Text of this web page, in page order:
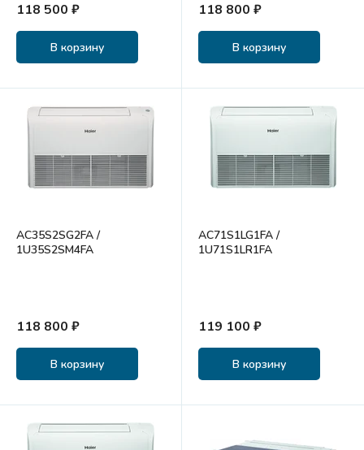
118 500 ₽
В корзину
118 800 ₽
В корзину
AC35S2SG2FA /
1U35S2SM4FA
118 800 ₽
В корзину
AC71S1LG1FA /
1U71S1LR1FA
119 100 ₽
В корзину